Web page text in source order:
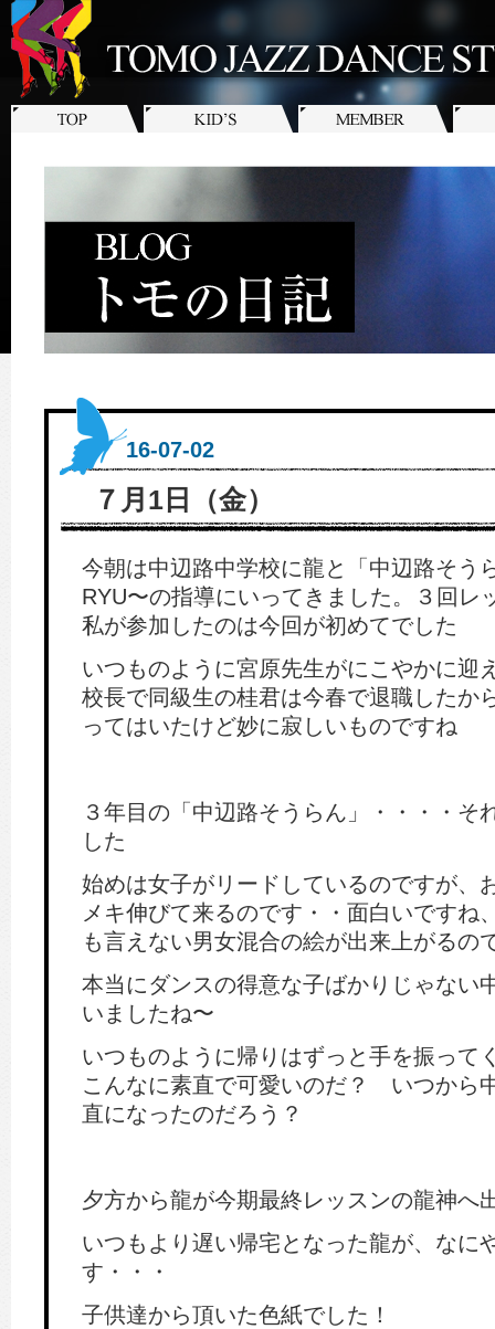
16-07-02
７月1日（金）
今朝は中辺路中学校に龍と「中辺路そう
RYU〜の指導にいってきました。３回レ
私が参加したのは今回が初めてでした
いつものように宮原先生がにこやかに迎
校長で同級生の桂君は今春で退職したか
ってはいたけど妙に寂しいものですね
３年目の「中辺路そうらん」・・・・そ
した
始めは女子がリードしているのですが、
メキ伸びて来るのです・・面白いですね
も言えない男女混合の絵が出来上がるの
本当にダンスの得意な子ばかりじゃない
いましたね〜
いつものように帰りはずっと手を振って
こんなに素直で可愛いのだ？ いつから
直になったのだろう？
夕方から龍が今期最終レッスンの龍神へ
いつもより遅い帰宅となった龍が、なに
す・・・
子供達から頂いた色紙でした！